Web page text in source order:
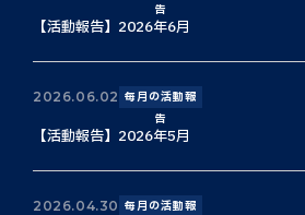
告
【活動報告】2026年6月
2026.06.02 毎月の活動報
告
【活動報告】2026年5月
2026.04.30 毎月の活動報